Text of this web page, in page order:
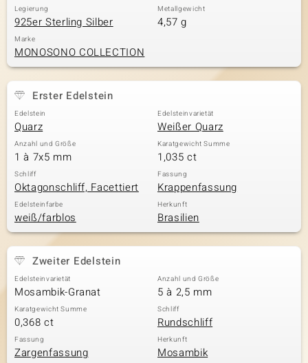
Classics
Legierung
925er Sterling Silber
Metallgewicht
4,57 g
Marke
MONOSONO COLLECTION
Erster Edelstein
Edelstein
Quarz
Edelsteinvarietät
Weißer Quarz
Anzahl und Größe
1 à 7x5 mm
Karatgewicht Summe
1,035 ct
Schliff
Oktagonschliff, Facettiert
Fassung
Krappenfassung
Edelsteinfarbe
weiß/farblos
Herkunft
Brasilien
Zweiter Edelstein
Edelsteinvarietät
Mosambik-Granat
Anzahl und Größe
5 à 2,5 mm
Karatgewicht Summe
0,368 ct
Schliff
Rundschliff
Fassung
Zargenfassung
Herkunft
Mosambik